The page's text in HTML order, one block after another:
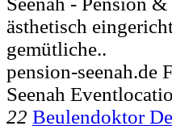
ästhetisch
gemütliche..
pension-seenah.de
Seenah
22 Beulendoktor